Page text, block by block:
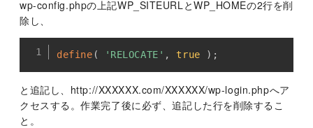
wp-config.phpの上記WP_SITEURLとWP_HOMEの2行を削
除し、
define ( 'RELOCATE' , true ) ;
と追記し、http://XXXXXX.com/XXXXXX/wp-login.phpへア
クセスする。作業完了後に必ず、追記した行を削除するこ
と。